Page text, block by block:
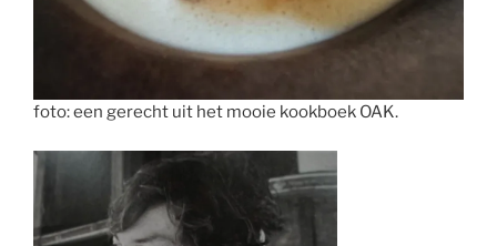
foto: een gerecht uit het mooie kookboek OAK.